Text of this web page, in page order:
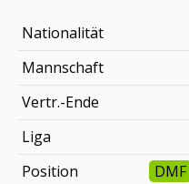
Nationalität
Mannschaft
Vertr.-Ende
Liga
Position
DMF